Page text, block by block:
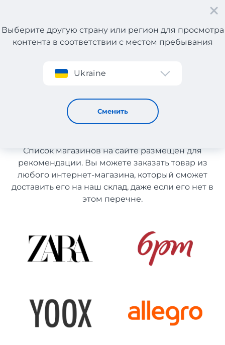
Регистрация
Выберите другую страну или регион для просмотра
контента в соответствии с местом пребывания
Ukraine
Сменить
Посуда с Португалии с доставкой в Узбекистан
Посуда с Португалии с
доставкой в Узбекистан
Список магазинов на сайте размещен для
рекомендации. Вы можете заказать товар из
любого интернет-магазина, который сможет
доставить его на наш склад, даже если его нет в
этом перечне.